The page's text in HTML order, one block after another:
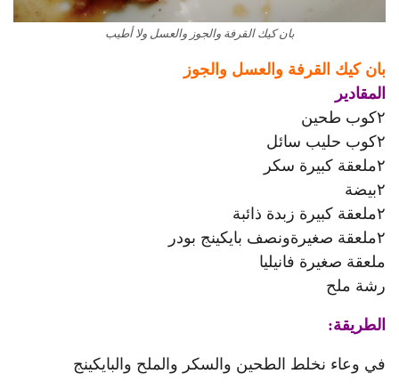
بان كيك القرفة والجوز والعسل ولا أطيب
بان كيك القرفة والعسل والجوز
المقادير
٢كوب طحين
٢كوب حليب سائل
٢ملعقة كبيرة سكر
٢بيضة
٢ملعقة كبيرة زبدة ذائبة
٢ملعقة صغيرةونصف بايكينج بودر
ملعقة صغيرة فانيليا
رشة ملح
الطريقة:
في وعاء نخلط الطحين والسكر والملح والبايكينج